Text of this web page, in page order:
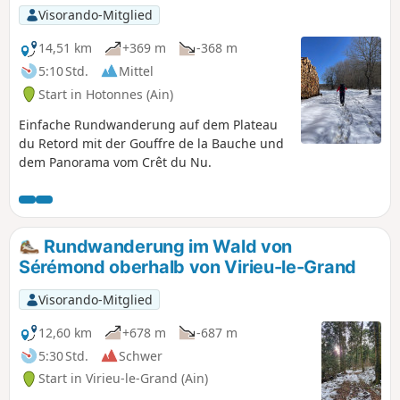
Visorando-Mitglied
14,51 km
+369 m
-368 m
5:10 Std.
Mittel
Start in Hotonnes (Ain)
Einfache Rundwanderung auf dem Plateau
du Retord mit der Gouffre de la Bauche und
dem Panorama vom Crêt du Nu.
Rundwanderung im Wald von
Sérémond oberhalb von Virieu-le-Grand
Visorando-Mitglied
12,60 km
+678 m
-687 m
5:30 Std.
Schwer
Start in Virieu-le-Grand (Ain)